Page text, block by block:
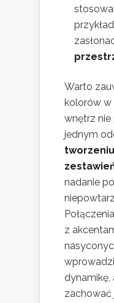
Warto
kolorów
wnętrz
jednym
nadanie
z
dynamikę,
zachować